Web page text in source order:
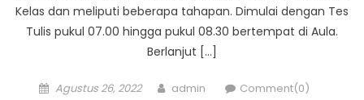
Kelas dan meliputi beberapa tahapan. Dimulai dengan Tes
Tulis pukul 07.00 hingga pukul 08.30 bertempat di Aula.
Berlanjut […]
Posted
Agustus 26, 2022 Author
admin Comment(0)